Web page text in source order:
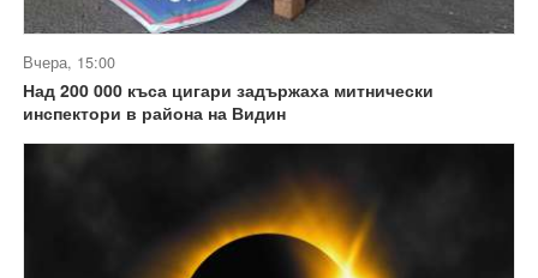
Вчера, 15:00
Над 200 000 къса цигари задържаха митнически
инспектори в района на Видин